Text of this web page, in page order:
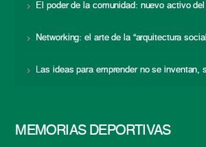
El poder de la comunidad: nuevo activo
Networking: el arte de la “arquitectura
Las ideas para emprender no se inventan,
MEMORIAS DEPORTIVAS